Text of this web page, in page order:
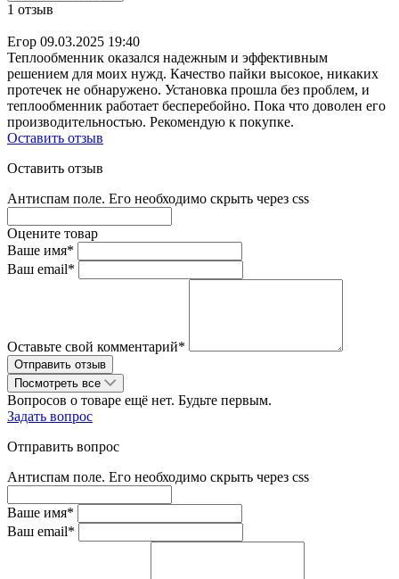
1 отзыв
Егор 09.03.2025 19:40
Теплообменник оказался надежным и эффективным
решением для моих нужд. Качество пайки высокое, никаких
протечек не обнаружено. Установка прошла без проблем, и
теплообменник работает бесперебойно. Пока что доволен его
производительностью. Рекомендую к покупке.
Оставить отзыв
Оставить отзыв
Антиспам поле. Его необходимо скрыть через css
Оцените товар
Ваше имя*
Ваш email*
Оставьте свой комментарий*
Посмотреть все
Вопросов о товаре ещё нет. Будьте первым.
Задать вопрос
Отправить вопрос
Антиспам поле. Его необходимо скрыть через css
Ваше имя*
Ваш email*